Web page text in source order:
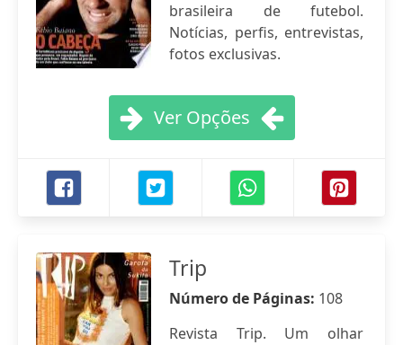
brasileira de futebol.
Notícias, perfis, entrevistas,
fotos exclusivas.
Ver Opções
Trip
Número de Páginas: 108
Revista Trip. Um olhar